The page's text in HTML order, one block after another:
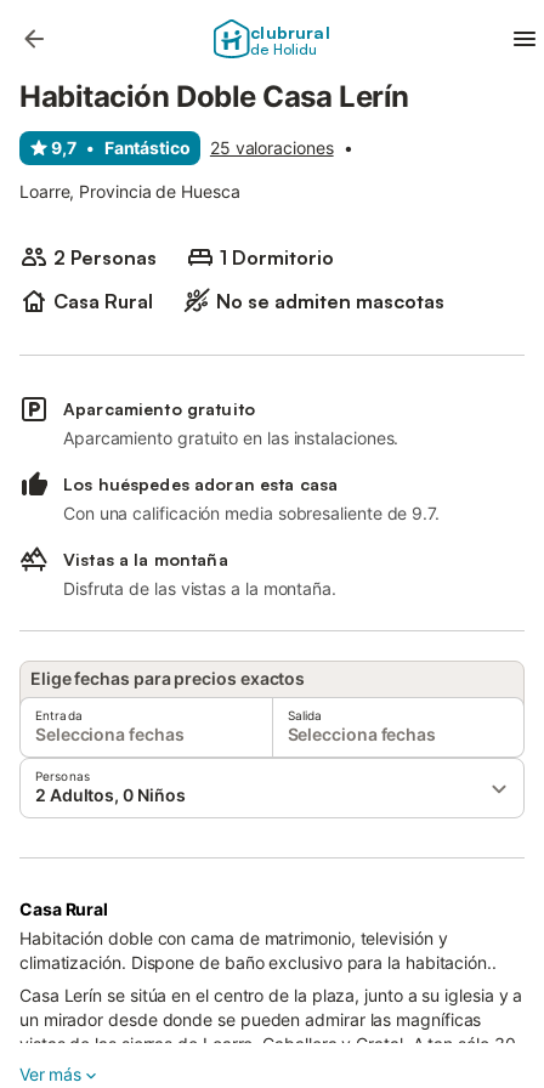
clubrural
de Holidu
Habitación Doble Casa Lerín
9,7 • Fantástico 25 valoraciones •
Loarre, Provincia de Huesca
2 Personas
1 Dormitorio
Casa Rural
No se admiten mascotas
Aparcamiento gratuito
Aparcamiento gratuito en las instalaciones.
Los huéspedes adoran esta casa
Con una calificación media sobresaliente de 9.7.
Vistas a la montaña
Disfruta de las vistas a la montaña.
Elige fechas para precios exactos
Entrada
Selecciona fechas
Salida
Selecciona fechas
Personas
2 Adultos, 0 Niños
Casa Rural
Habitación doble con cama de matrimonio, televisión y
climatización. Dispone de baño exclusivo para la habitación..
Casa Lerín se sitúa en el centro de la plaza, junto a su iglesia y a
un mirador desde donde se pueden admirar las magníficas
vistas de las sierras de Loarre, Caballera y Gratal. A tan sólo 30
kms de Huesca, podrá disfrutar de la naturaleza en un entorno
Ver más